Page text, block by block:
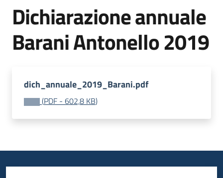
Dichiarazione annuale
Barani Antonello 2019
dich_annuale_2019_Barani.pdf
(PDF - 602,8 KB)